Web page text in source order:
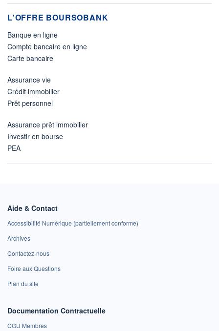
L'OFFRE BOURSOBANK
Banque en ligne
Compte bancaire en ligne
Carte bancaire
Assurance vie
Crédit immobilier
Prêt personnel
Assurance prêt immobilier
Investir en bourse
PEA
Aide & Contact
Accessibilité Numérique (partiellement conforme)
Archives
Contactez-nous
Foire aux Questions
Plan du site
Documentation Contractuelle
CGU Membres